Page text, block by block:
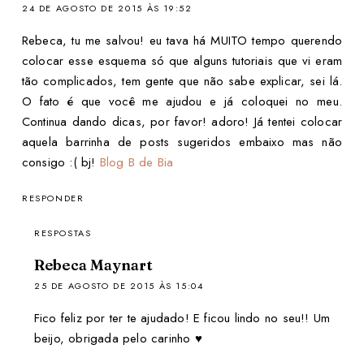
24 DE AGOSTO DE 2015 ÀS 19:52
Rebeca, tu me salvou! eu tava há MUITO tempo querendo
colocar esse esquema só que alguns tutoriais que vi eram
tão complicados, tem gente que não sabe explicar, sei lá.
O fato é que você me ajudou e já coloquei no meu.
Continua dando dicas, por favor! adoro! Já tentei colocar
aquela barrinha de posts sugeridos embaixo mas não
consigo :( bj! Blog B de Bia
RESPONDER
RESPOSTAS
Rebeca Maynart
25 DE AGOSTO DE 2015 ÀS 15:04
Fico feliz por ter te ajudado! E ficou lindo no seu!! Um
beijo, obrigada pelo carinho ♥